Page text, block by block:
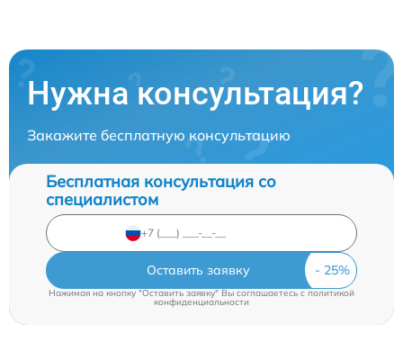
Нужна консультация?
Закажите бесплатную консультацию
Бесплатная консультация со
специалистом
Оставить заявку
Нажимая на кнопку "Оставить заявку" Вы соглашаетесь cполитикой
конфиденциальности